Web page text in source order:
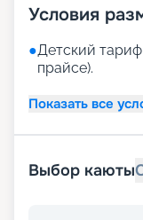
Условия
●Детский тариф
прайсе).
Показать все
Выбор каюты